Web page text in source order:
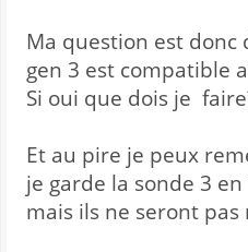
Ma question est donc
gen 3 est compatible
Si oui que dois je
Et au pire je peux
je garde la sonde 3
mais ils ne seront